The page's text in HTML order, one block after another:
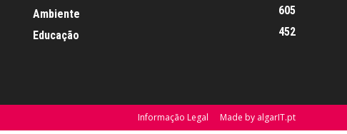
Ambiente
605
Educação
452
Informação Legal Made by algarIT.pt